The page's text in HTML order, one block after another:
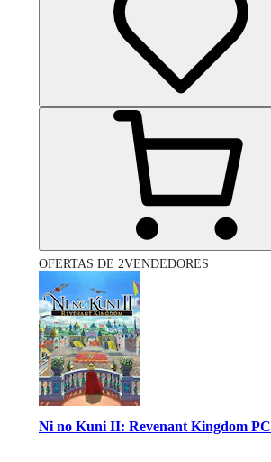
OFERTAS DE 2VENDEDORES
Ni no Kuni II: Revenant Kingdom PC